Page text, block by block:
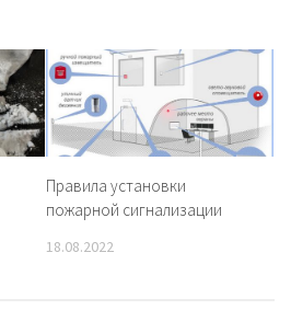
Правила установки
пожарной сигнализации
18.08.2022